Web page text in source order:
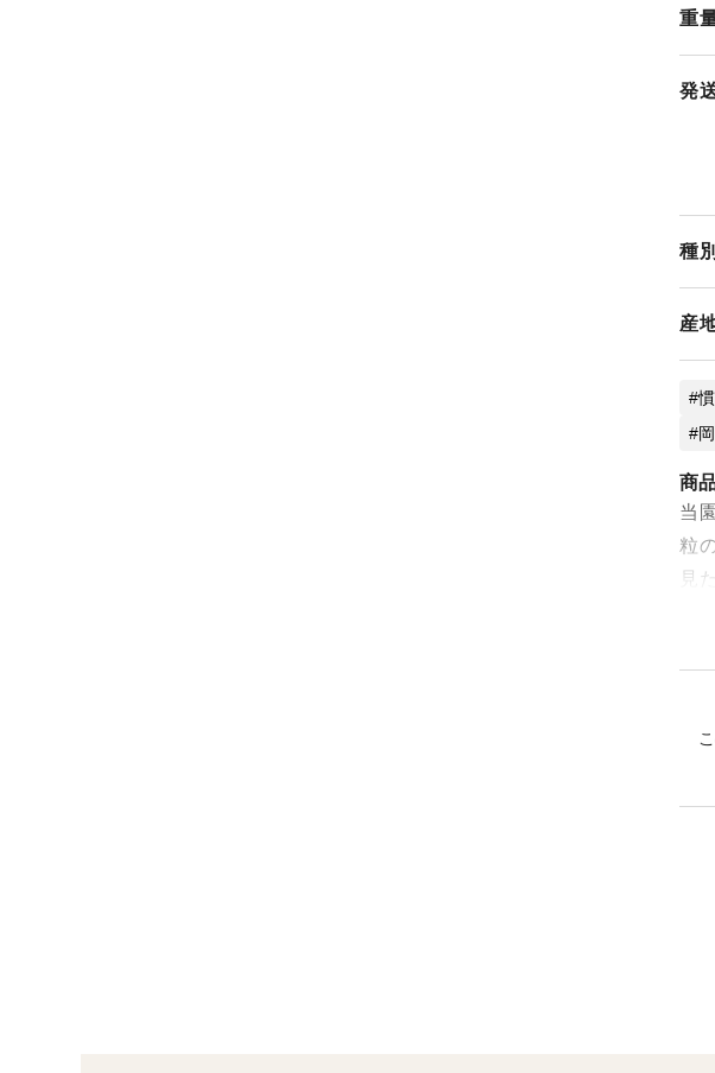
重
発
種別
産
商
当
粒
見
✴︎
ぶ